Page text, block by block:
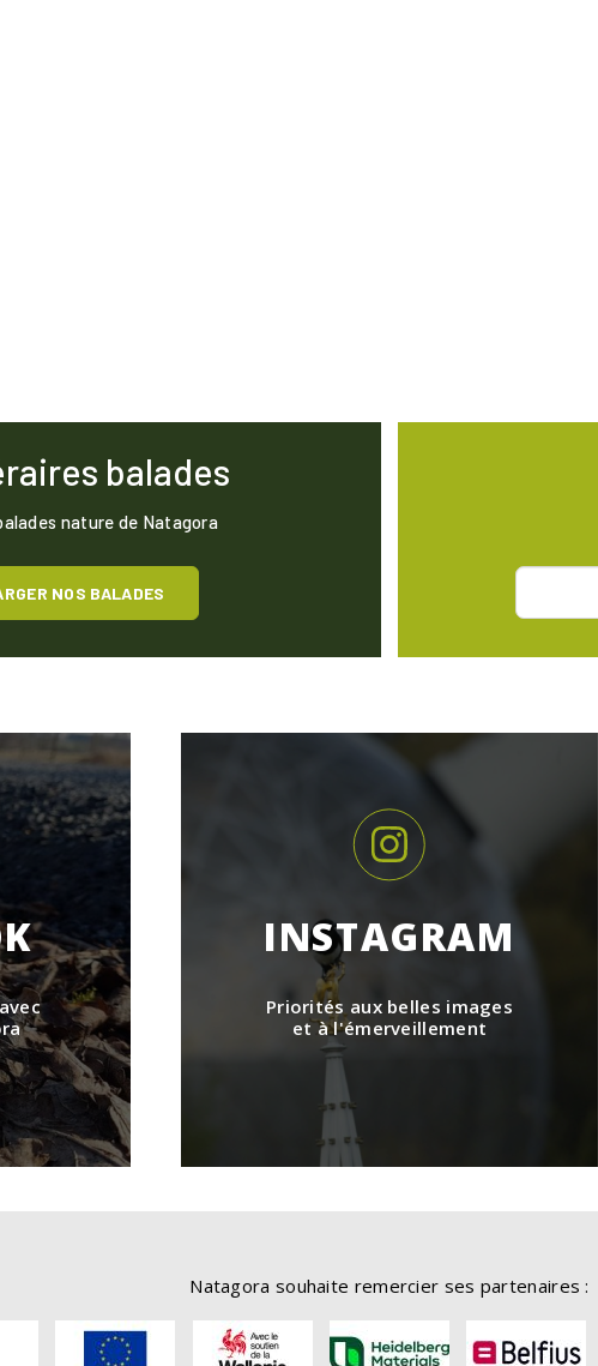
balades
nature de Natagora
NOS BALADES
INSTAGRAM
Priorités aux belles images
et à l'émerveillement
Natagora souhaite remercier ses partenaires :